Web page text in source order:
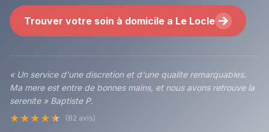
Trouver votre soin à domicile a Le Locle
« Un service d'une discretion et d'une qualite remarquables.
Ma mere est entre de bonnes mains, et nous avons retrouve la
serenite » Baptiste P.
★ ★ ★ ★ ★ (82 avis)